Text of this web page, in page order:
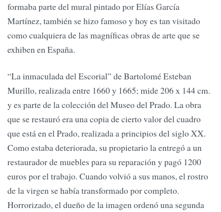
formaba parte del mural pintado por Elías García
Martínez, también se hizo famoso y hoy es tan visitado
como cualquiera de las magníficas obras de arte que se
exhiben en España.
“La inmaculada del Escorial” de Bartolomé Esteban
Murillo, realizada entre 1660 y 1665; mide 206 x 144 cm.
y es parte de la colección del Museo del Prado. La obra
que se restauró era una copia de cierto valor del cuadro
que está en el Prado, realizada a principios del siglo XX.
Como estaba deteriorada, su propietario la entregó a un
restaurador de muebles para su reparación y pagó 1200
euros por el trabajo. Cuando volvió a sus manos, el rostro
de la virgen se había transformado por completo.
Horrorizado, el dueño de la imagen ordenó una segunda